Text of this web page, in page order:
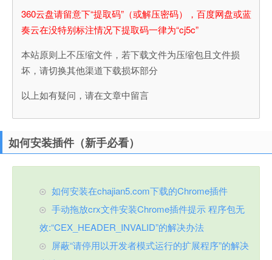
360云盘请留意下“提取码”（或解压密码），百度网盘或蓝
奏云在没特别标注情况下提取码一律为“cj5c”
本站原则上不压缩文件，若下载文件为压缩包且文件损
坏，请切换其他渠道下载损坏部分
以上如有疑问，请在文章中留言
如何安装插件（新手必看）
如何安装在chajian5.com下载的Chrome插件
手动拖放crx文件安装Chrome插件提示 程序包无
效:“CEX_HEADER_INVALID”的解决办法
屏蔽“请停用以开发者模式运行的扩展程序”的解决